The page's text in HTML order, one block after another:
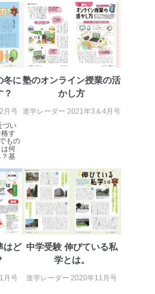
導入し、自動更新 機能等の活用
新状態としています。
伴う漏洩等の防止
人データの含まれるファイルを
当該ファイルへのパスワードを
トシステムの継続的改善
ネジメントレビューの機会を通
ジメントシステムを継続的に改
維持します。
社の個人情報保護マネジメントシ
び苦情については以下までご連
せていただきます。
サービス 個人情報問い合わせ
冬に
？
月号
づい
す
もの
何
基
塾のオンライン授業の活
かし方
進学レーダー 2021年3＆4月号
はど
月号
中学受験 伸びている私
学とは。
進学レーダー 2020年11月号